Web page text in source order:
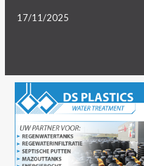
17/11/2025